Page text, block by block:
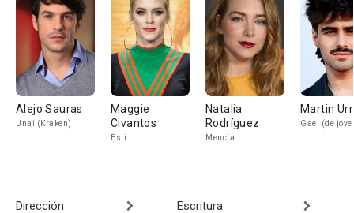
Alejo Sauras
Unai (Kraken)
Maggie
Civantos
Esti
Natalia
Rodríguez
Mencía
Martin
Gael (de
Dirección Escritura